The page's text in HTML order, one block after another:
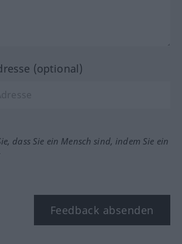
(optional)
dass Sie ein Mensch sind, indem Sie ein
Feedback absenden